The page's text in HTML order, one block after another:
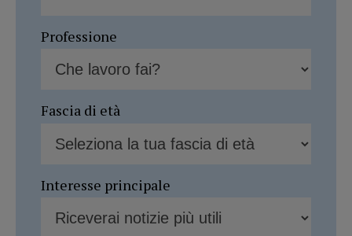
Professione
Fascia di età
Interesse principale